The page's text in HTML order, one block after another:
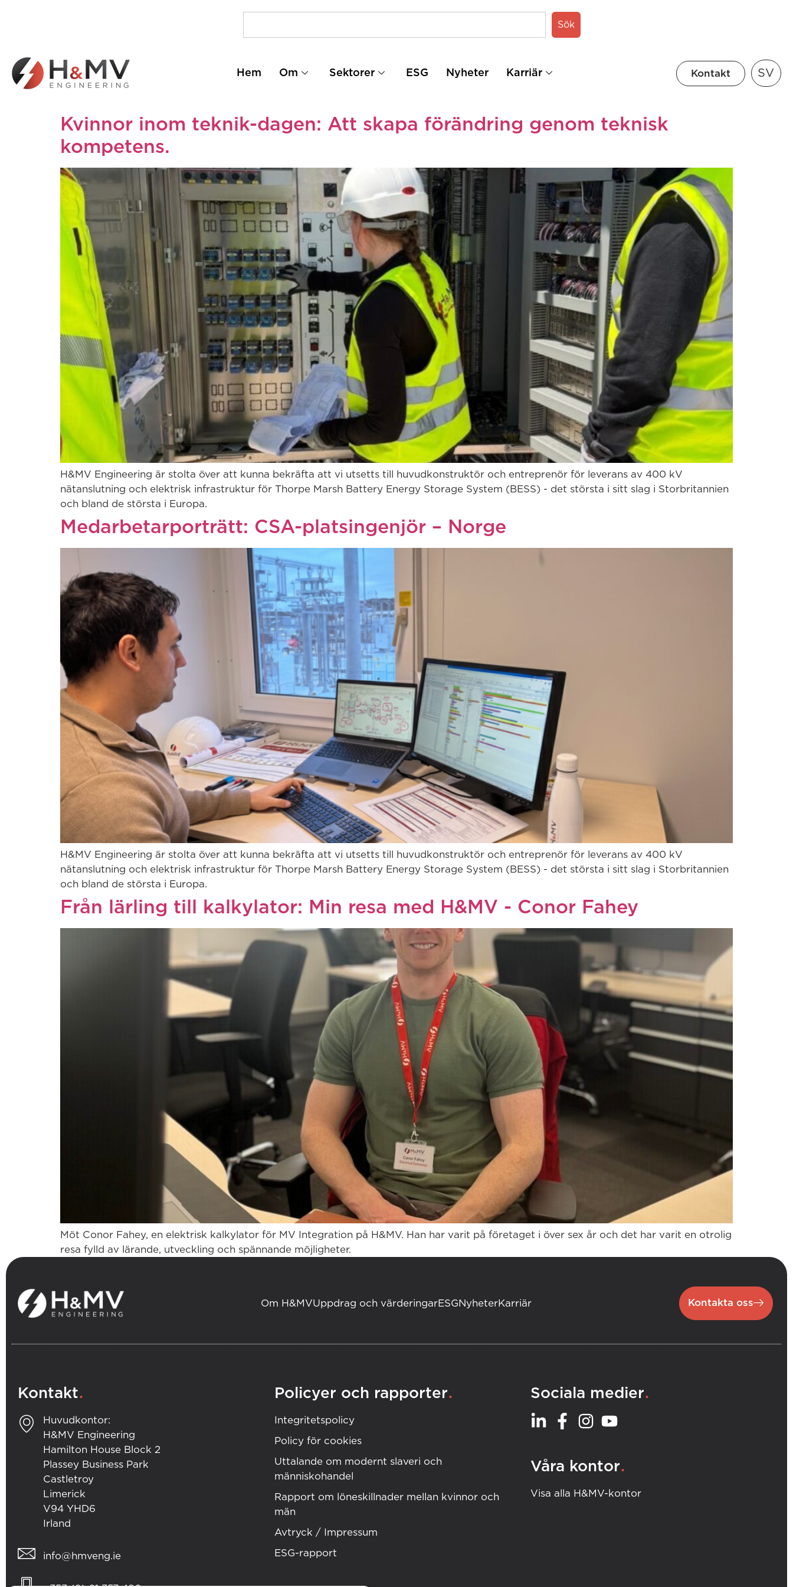
Sök
Hem Om Sektorer ESG Nyheter Karriär Kontakt SV
Kvinnor inom teknik-dagen: Att skapa förändring genom teknisk
kompetens.
H&MV Engineering är stolta över att kunna bekräfta att vi utsetts till huvudkonstruktör och entreprenör för leverans av 400 kV
nätanslutning och elektrisk infrastruktur för Thorpe Marsh Battery Energy Storage System (BESS) - det största i sitt slag i Storbritannien
och bland de största i Europa.
Medarbetarporträtt: CSA-platsingenjör – Norge
H&MV Engineering är stolta över att kunna bekräfta att vi utsetts till huvudkonstruktör och entreprenör för leverans av 400 kV
nätanslutning och elektrisk infrastruktur för Thorpe Marsh Battery Energy Storage System (BESS) - det största i sitt slag i Storbritannien
och bland de största i Europa.
Från lärling till kalkylator: Min resa med H&MV - Conor Fahey
Möt Conor Fahey, en elektrisk kalkylator för MV Integration på H&MV. Han har varit på företaget i över sex år och det har varit en otrolig
resa fylld av lärande, utveckling och spännande möjligheter.
Om H&MVUppdrag och värderingarESG NyheterKarriär Kontakta oss
Kontakt.
Huvudkontor:
H&MV Engineering
Hamilton House Block 2
Plassey Business Park
Castletroy
Limerick
V94 YHD6
Irland
info@hmveng.ie
Policyer och rapporter.
Integritetspolicy
Policy för cookies
Uttalande om modernt slaveri och
människohandel
Rapport om löneskillnader mellan kvinnor och
män
Avtryck / Impressum
ESG-rapport
Sociala medier.
Våra kontor.
Visa alla H&MV-kontor